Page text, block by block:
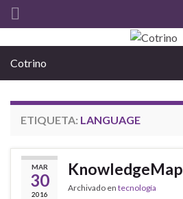
Cotrino
ETIQUETA: LANGUAGE
MAR
30
2016
KnowledgeMap
Archivado en tecnología